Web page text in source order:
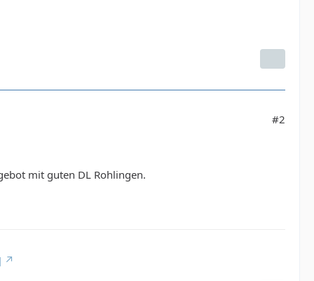
#2
mit guten DL Rohlingen.